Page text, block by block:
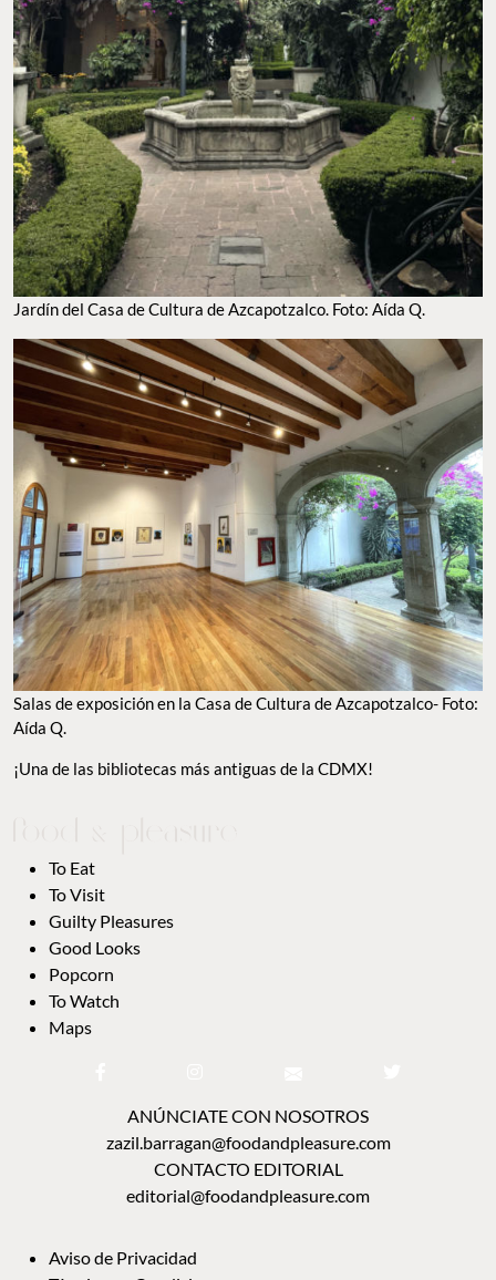
Jardín del Casa de Cultura de Azcapotzalco. Foto: Aída Q.
Salas de exposición en la Casa de Cultura de Azcapotzalco- Foto:
Aída Q.
¡Una de las bibliotecas más antiguas de la CDMX!
To Eat
To Visit
Guilty Pleasures
Good Looks
Popcorn
To Watch
Maps
ANÚNCIATE CON NOSOTROS
zazil.barragan@foodandpleasure.com
CONTACTO EDITORIAL
editorial@foodandpleasure.com
Aviso de Privacidad